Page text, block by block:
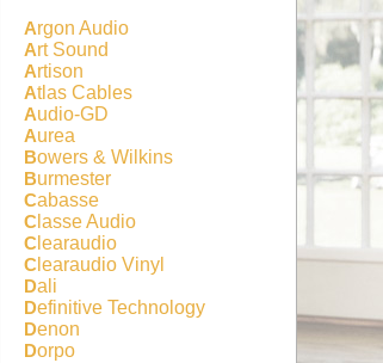
Argon Audio
Art Sound
Artison
Atlas Cables
Audio-GD
Aurea
Bowers & Wilkins
Burmester
Cabasse
Classe Audio
Clearaudio
Clearaudio Vinyl
Dali
Definitive Technology
Denon
Dorpo